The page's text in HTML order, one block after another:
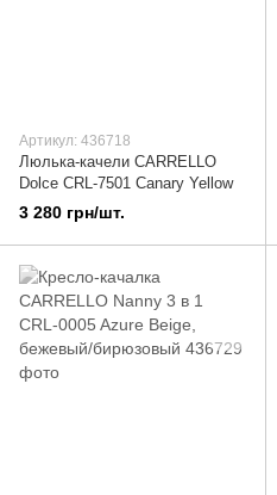
Артикул: 436718
Люлька-качели CARRELLO
Dolce CRL-7501 Canary Yellow
3 280 грн/шт.